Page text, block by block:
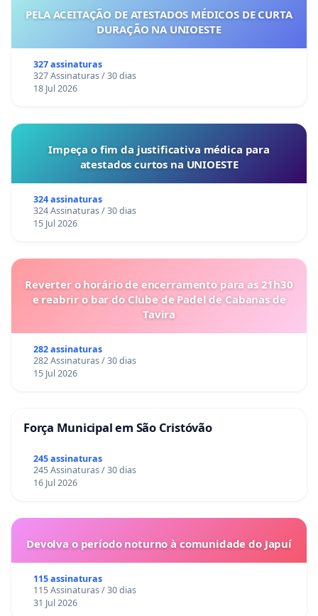
PELA ACEITAÇÃO DE ATESTADOS MÉDICOS DE CURTA
DURAÇÃO NA UNIOESTE
327 assinaturas
327 Assinaturas / 30 dias
18 Jul 2026
Impeça o fim da justificativa médica para
atestados curtos na UNIOESTE
324 assinaturas
324 Assinaturas / 30 dias
15 Jul 2026
Reverter o horário de encerramento para as 21h30
e reabrir o bar do Clube de Padel de Cabanas de
Tavira
282 assinaturas
282 Assinaturas / 30 dias
15 Jul 2026
Força Municipal em São Cristóvão
245 assinaturas
245 Assinaturas / 30 dias
16 Jul 2026
Devolva o período noturno à comunidade do Japuí
115 assinaturas
115 Assinaturas / 30 dias
31 Jul 2026